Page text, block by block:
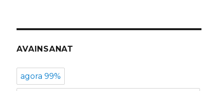
AVAINSANAT
agora 99%